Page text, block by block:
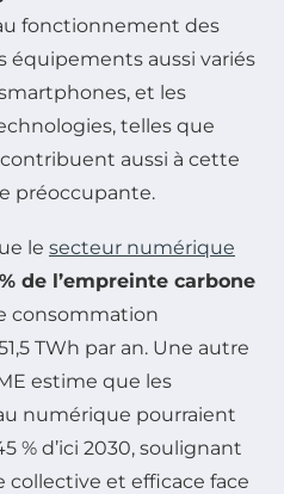
fonctionnement des
équipements aussi variés
et les
telles que
aussi à cette
préoccupante.
le secteur numérique
de l’empreinte carbone
consommation
TWh par an. Une autre
estime que les
numérique pourraient
% d’ici 2030, soulignant
collective et efficace face